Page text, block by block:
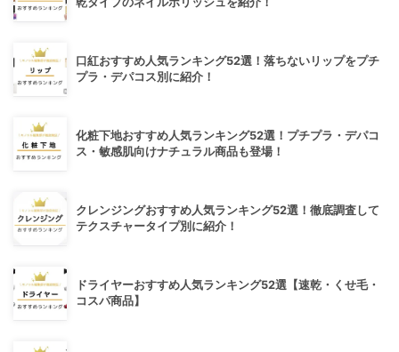
口紅おすすめ人気ランキング52選！落ちないリップをプチ
プラ・デパコス別に紹介！
化粧下地おすすめ人気ランキング52選！プチプラ・デパコ
ス・敏感肌向けナチュラル商品も登場！
クレンジングおすすめ人気ランキング52選！徹底調査して
テクスチャータイプ別に紹介！
ドライヤーおすすめ人気ランキング52選【速乾・くせ毛・
コスパ商品】